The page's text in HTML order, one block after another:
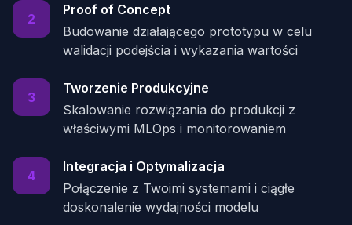
2
Proof of Concept
Budowanie działającego prototypu w celu
walidacji podejścia i wykazania wartości
3
Tworzenie Produkcyjne
Skalowanie rozwiązania do produkcji z
właściwymi MLOps i monitorowaniem
4
Integracja i Optymalizacja
Połączenie z Twoimi systemami i ciągłe
doskonalenie wydajności modelu